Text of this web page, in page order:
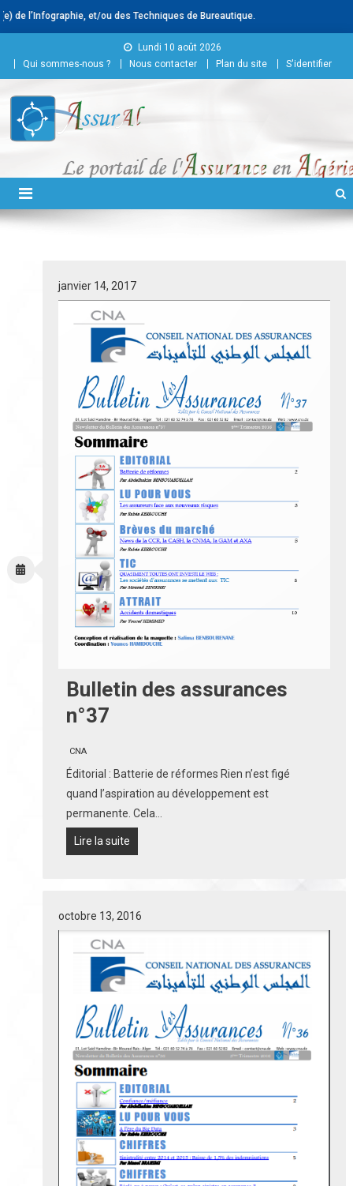
et/ou des Techniques de Bureautique.
Lundi 10 août 2026
Qui sommes-nous ?
Nous contacter Plan du site S'identifier
Conseil National des
janvier 14, 2017
Bulletin des assurances
n°37
CNA
Éditorial : Batterie de réformes Rien n’est figé
quand l’aspiration au développement est
permanente. Cela…
Lire la suite
octobre 13, 2016